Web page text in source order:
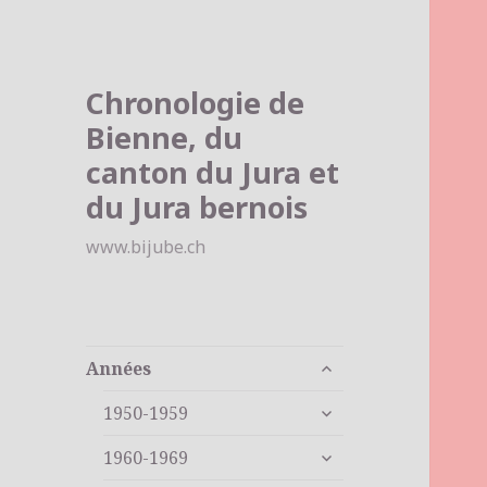
Chronologie de
Bienne, du
canton du Jura et
du Jura bernois
www.bijube.ch
Années
ouvrir
sous-
1950-1959
ouvrir
sous-
1960-1969
ouvrir